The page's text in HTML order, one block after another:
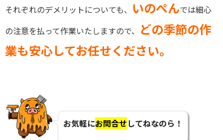
それぞれのデメリットについても、 いのぺんでは細心
の注意を払って作業いたしますので、 どの季節の作
業も安心してお任せください。
お気軽にお問合せしてねなのら！